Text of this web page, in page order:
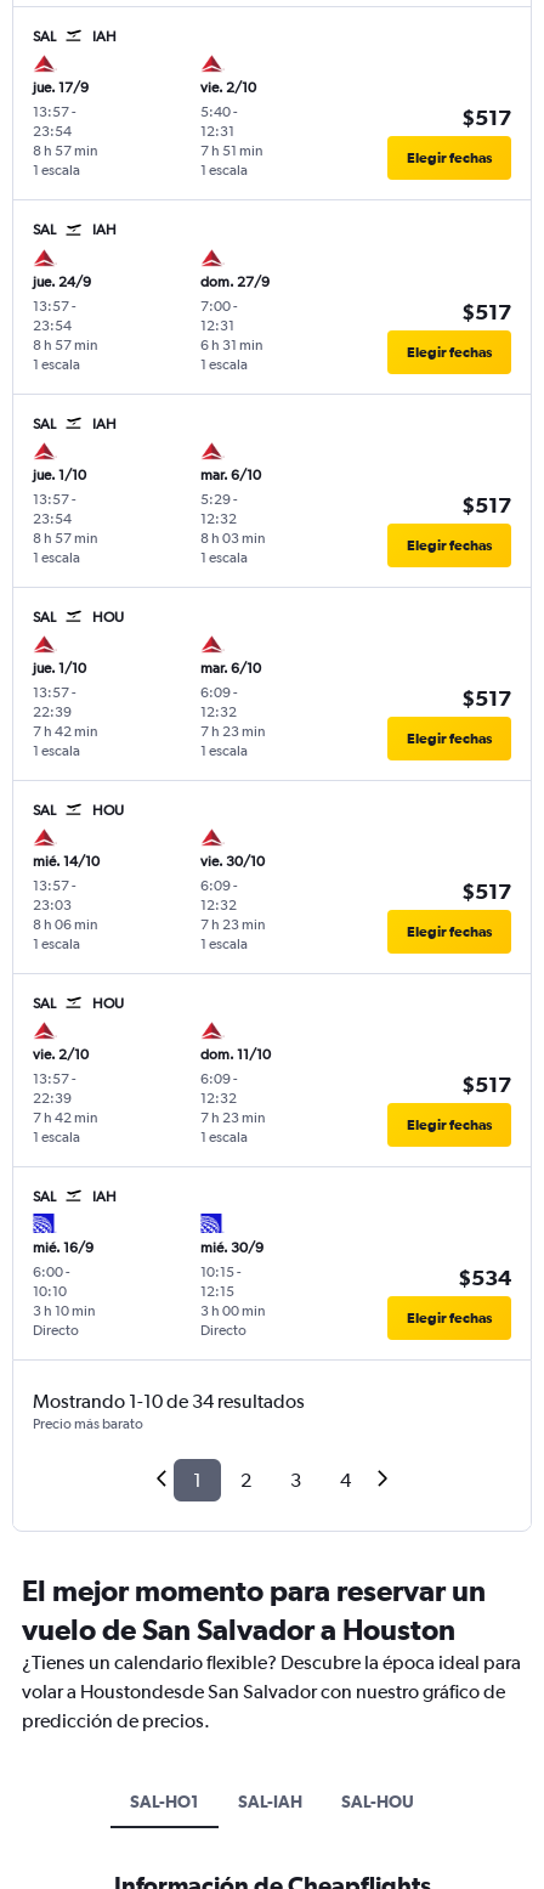
SAL IAH
jue. 17/9
13:57-
23:54
1 escala
8 h 57 min
vie. 2/10
5:40-
12:31
1 escala
7 h 51 min
$517
Elegir fechas
SAL IAH
jue. 24/9
13:57-
23:54
1 escala
8 h 57 min
dom. 27/9
7:00-
12:31
1 escala
6 h 31 min
$517
Elegir fechas
SAL IAH
jue. 1/10
13:57-
23:54
1 escala
8 h 57 min
mar. 6/10
5:29-
12:32
1 escala
8 h 03 min
$517
Elegir fechas
SAL HOU
jue. 1/10
13:57-
22:39
1 escala
7 h 42 min
mar. 6/10
6:09-
12:32
1 escala
7 h 23 min
$517
Elegir fechas
SAL HOU
mié. 14/10
13:57-
23:03
1 escala
8 h 06 min
vie. 30/10
6:09-
12:32
1 escala
7 h 23 min
$517
Elegir fechas
SAL HOU
vie. 2/10
13:57-
22:39
1 escala
7 h 42 min
dom. 11/10
6:09-
12:32
1 escala
7 h 23 min
$517
Elegir fechas
SAL IAH
mié. 16/9
6:00-
10:10
Directo
3 h 10 min
mié. 30/9
10:15-
12:15
Directo
3 h 00 min
$534
Elegir fechas
Mostrando 1-10 de 34 resultados
Precio más barato
1 2 3 4
El mejor momento para reservar un
vuelo de San Salvador a Houston
¿Tienes un calendario flexible? Descubre la época ideal para
volar a Houstondesde San Salvador con nuestro gráfico de
predicción de precios.
SAL-HO1 SAL-IAH SAL-HOU